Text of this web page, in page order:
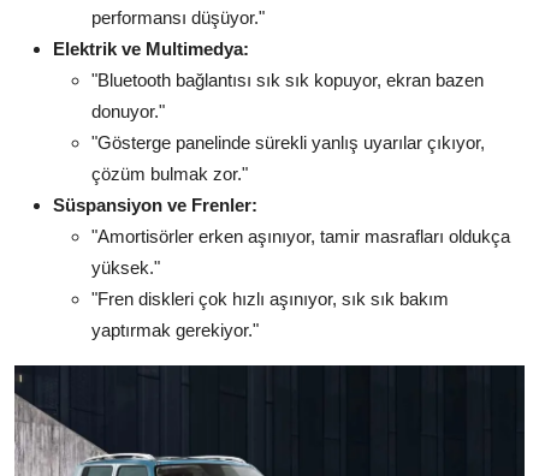
performansı düşüyor."
Elektrik ve Multimedya:
"Bluetooth bağlantısı sık sık kopuyor, ekran bazen
donuyor."
"Gösterge panelinde sürekli yanlış uyarılar çıkıyor,
çözüm bulmak zor."
Süspansiyon ve Frenler:
"Amortisörler erken aşınıyor, tamir masrafları oldukça
yüksek."
"Fren diskleri çok hızlı aşınıyor, sık sık bakım
yaptırmak gerekiyor."